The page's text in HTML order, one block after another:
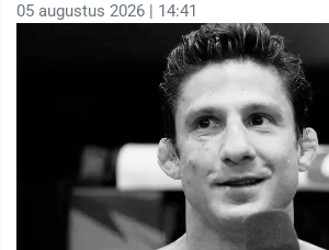
05 augustus 2026 | 14:41